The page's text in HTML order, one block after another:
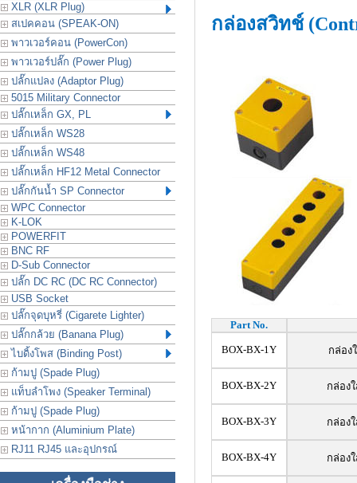
XLR (XLR Plug)
สเปคคอน (SPEAK-ON)
พาวเวอร์คอน (PowerCon)
พาวเวอร์ปลั๊ก (Power Plug)
ปลั๊กแปลง (Adaptor Plug)
5015 Military Connector
ปลั๊กเหล็ก GX, PL
ปลั๊กเหล็ก WS28
ปลั๊กเหล็ก WS48
ปลั๊กเหล็ก HF12 Metal Connector
ปลั๊กกันน้ำ SP Connector
WPC Connector
K-LOK
POWERFIT
BNC RF
D-Sub Connector
ปลั๊ก DC RC (DC RC Connector)
USB Socket
ปลั๊กจุดบุหรี่ (Cigarete Lighter)
ปลั๊กกล้วย (Banana Plug)
ไบดิ้งโพส (Binding Post)
ก้ามปู (Spade Plug)
แท็บลำโพง (Speaker Terminal)
ก้ามปู (Spade Plug)
หน้ากาก (Aluminium Plate)
RJ11 RJ45 และอุปกรณ์
กล่องสวิทช์
Part No.
BOX-BX-1Y กล่อง
BOX-BX-2Y กล่อง
BOX-BX-3Y กล่อง
BOX-BX-4Y กล่อง